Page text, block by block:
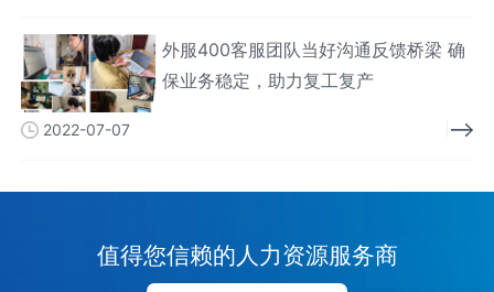
外服400客服团队当好沟通反馈桥梁 确
保业务稳定，助力复工复产
2022-07-07
值得您信赖的人力资源服务商